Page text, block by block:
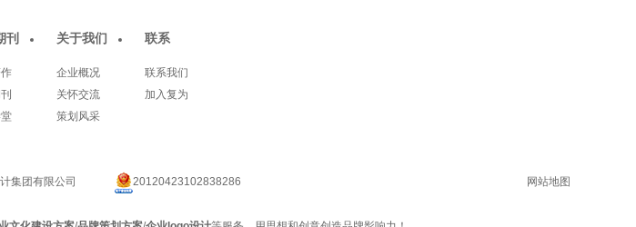
刊 关于我们
企业概况
关怀交流
策划风采
联系
联系我们
加入复为
网站地图
设计集团有限公司
20120423102838286